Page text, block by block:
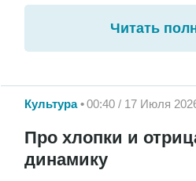
Читать
Культура 00:40 / 17 Июля
Про хлопки и
динамику